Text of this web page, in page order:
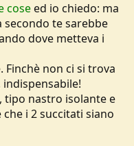
coseed io chiedo: ma
secondo te sarebbe
dove metteva i
non ci si trova
tipo nastro isolante e
i 2 succitati siano